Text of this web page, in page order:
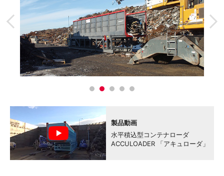
製品動画
水平積込型コンテナローダ
ACCULOADER 「アキュローダ」